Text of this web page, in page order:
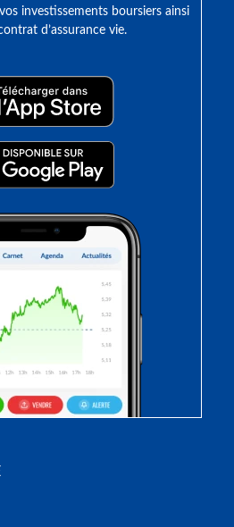
investissements boursiers ainsi
d’assurance vie.